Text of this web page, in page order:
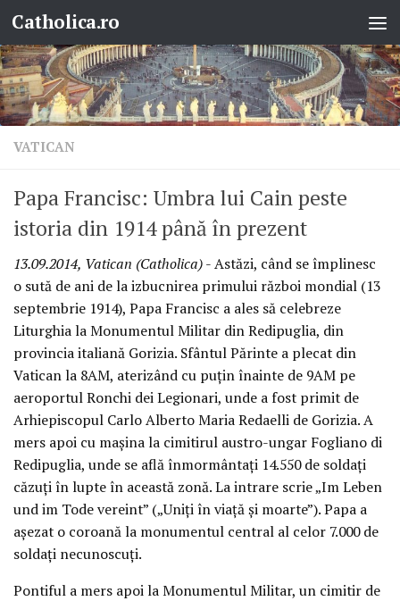
Skip to content
Catholica.ro
VATICAN
Papa Francisc: Umbra lui Cain peste
istoria din 1914 până în prezent
13.09.2014, Vatican (Catholica)- Astăzi, când se împlinesc
o sută de ani de la izbucnirea primului război mondial (13
septembrie 1914), Papa Francisc a ales să celebreze
Liturghia la Monumentul Militar din Redipuglia, din
provincia italiană Gorizia. Sfântul Părinte a plecat din
Vatican la 8AM, aterizând cu puţin înainte de 9AM pe
aeroportul Ronchi dei Legionari, unde a fost primit de
Arhiepiscopul Carlo Alberto Maria Redaelli de Gorizia. A
mers apoi cu maşina la cimitirul austro-ungar Fogliano di
Redipuglia, unde se află înmormântaţi 14.550 de soldaţi
căzuţi în lupte în această zonă. La intrare scrie „Im Leben
und im Tode vereint” („Uniţi în viaţă şi moarte”). Papa a
aşezat o coroană la monumentul central al celor 7.000 de
soldaţi necunoscuţi.
Pontiful a mers apoi la Monumentul Militar, un cimitir de